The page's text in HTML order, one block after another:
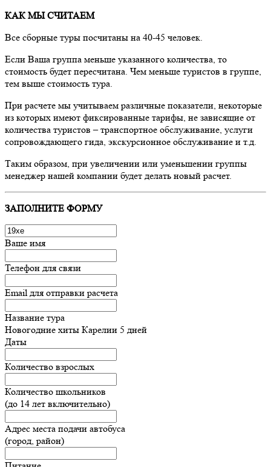
КАК МЫ СЧИТАЕМ
Все сборные туры посчитаны на 40-45 человек.
Если Ваша группа меньше указанного количества, то
стоимость будет пересчитана. Чем меньше туристов в группе,
тем выше стоимость тура.
При расчете мы учитываем различные показатели, некоторые
из которых имеют фиксированные тарифы, не зависящие от
количества туристов – транспортное обслуживание, услуги
сопровождающего гида, экскурсионное обслуживание и т.д.
Таким образом, при увеличении или уменьшении группы
менеджер нашей компании будет делать новый расчет.
ЗАПОЛНИТЕ ФОРМУ
Ваше имя
Телефон для связи
Email для отправки расчета
Название тура
Новогодние хиты Карелии 5 дней
Даты
Количество взрослых
Количество школьников
(до 14 лет включительно)
Адрес места подачи автобуса
(город, район)